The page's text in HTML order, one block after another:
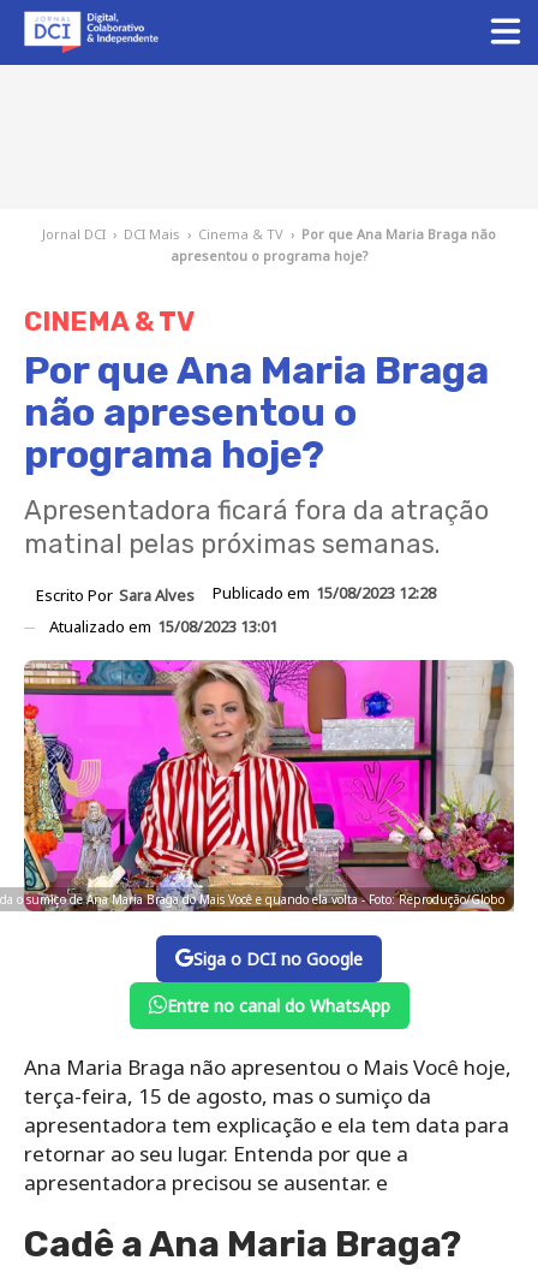
Jornal DCI › DCI Mais › Cinema & TV › Por que Ana Maria Braga não
apresentou o programa hoje?
CINEMA & TV
Por que Ana Maria Braga
não apresentou o
programa hoje?
Apresentadora ficará fora da atração
matinal pelas próximas semanas.
Escrito Por Sara Alves Publicado em 15/08/2023 12:28
Atualizado em 15/08/2023 13:01
o sumiço de Ana Maria Braga do Mais Você e quando ela volta - Foto: Reprodução/Globo
Siga o DCI no Google
Entre no canal do WhatsApp
Ana Maria Braga não apresentou o Mais Você hoje,
terça-feira, 15 de agosto, mas o sumiço da
apresentadora tem explicação e ela tem data para
retornar ao seu lugar. Entenda por que a
apresentadora precisou se ausentar. e
Cadê a Ana Maria Braga?